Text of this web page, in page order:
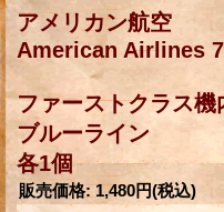
アメリカン航空
American Airlines
ファーストクラス
ブルーライン
各1個
販売価格: 1,480円(税込)